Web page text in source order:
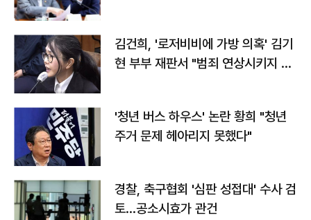
김건희, '로저비비에 가방 의혹' 김기
현 부부 재판서 "범죄 연상시키지 말
'청년 버스 하우스' 논란 황희 "청년
주거 문제 헤아리지 못했다"
경찰, 축구협회 '심판 성접대' 수사 검
토…공소시효가 관건